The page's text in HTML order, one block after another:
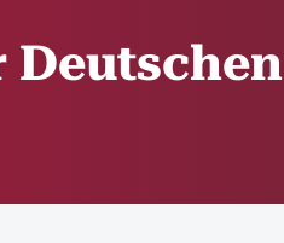
Deutschen